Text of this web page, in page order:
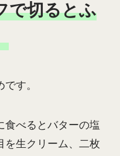
で切るとふ
す。
食べるとバターの塩
を生クリーム、二枚